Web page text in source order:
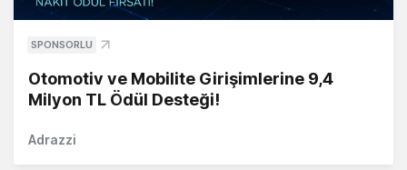
SPONSORLU
Otomotiv ve Mobilite Girişimlerine 9,4
Milyon TL Ödül Desteği!
Adrazzi